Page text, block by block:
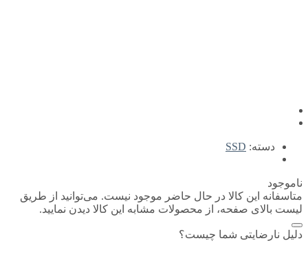
دسته: SSD
ناموجود
متاسفانه این کالا در حال حاضر موجود نیست. می‌توانید از طریق
لیست بالای صفحه، از محصولات مشابه این کالا دیدن نمایید.
دلیل نارضایتی شما چیست؟